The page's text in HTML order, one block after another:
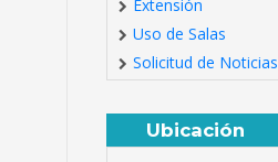
Extensión
Uso de Salas
Solicitud de Noticias
Ubicación